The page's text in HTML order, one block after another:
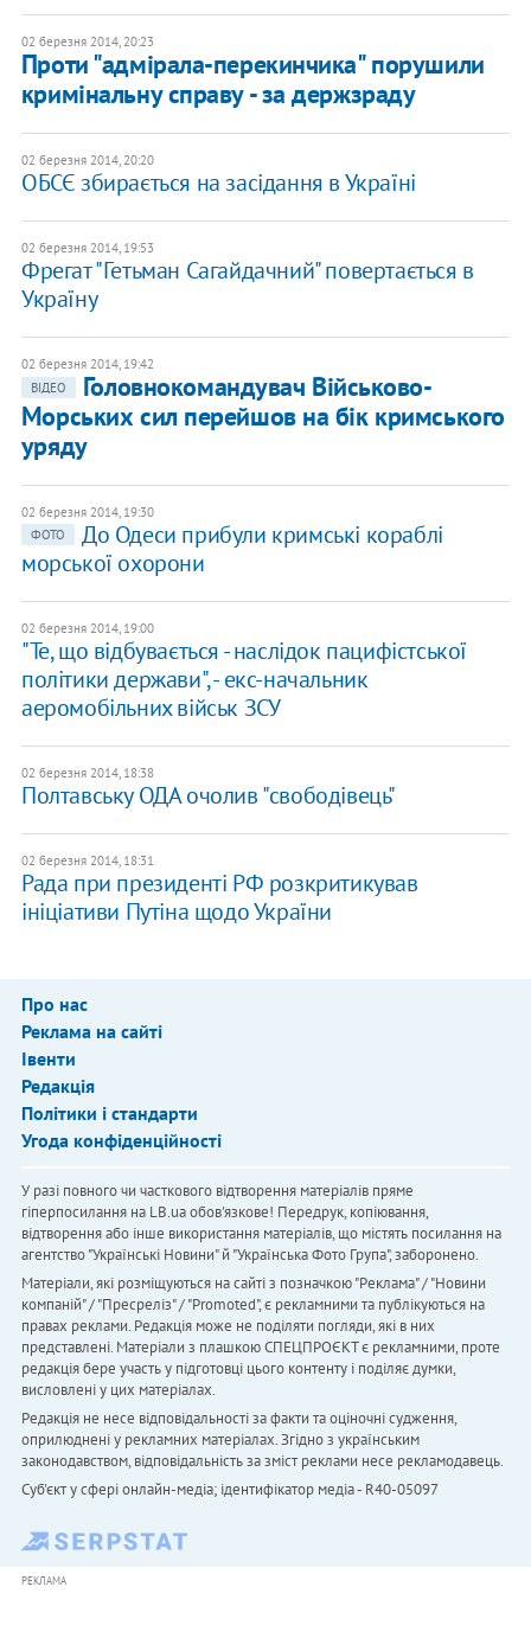
02 березня 2014, 20:23
Проти "адмірала-перекинчика" порушили
кримінальну справу - за держзраду
02 березня 2014, 20:20
ОБСЄ збирається на засідання в Україні
02 березня 2014, 19:53
Фрегат "Гетьман Сагайдачний" повертається в
Україну
02 березня 2014, 19:42
ВІДЕО
Головнокомандувач Військово-
Морських сил перейшов на бік кримського
уряду
02 березня 2014, 19:30
ФОТО
До Одеси прибули кримські кораблі
морської охорони
02 березня 2014, 19:00
"Те, що відбувається - наслідок пацифістської
політики держави", - екс-начальник
аеромобільних військ ЗСУ
02 березня 2014, 18:38
Полтавську ОДА очолив "свободівець"
02 березня 2014, 18:31
Рада при президенті РФ розкритикував
ініціативи Путіна щодо України
Про нас
Реклама на сайті
Івенти
Редакція
Політики і стандарти
Угода конфіденційності
У разі повного чи часткового відтворення матеріалів пряме
гіперпосилання на LB.ua обов'язкове! Передрук, копіювання,
відтворення або інше використання матеріалів, що містять посилання на
агентство "Українськi Новини" й "Українська Фото Група", заборонено.
Матеріали, які розміщуються на сайті з позначкою "Реклама" / "Новини
компаній" / "Пресреліз" / "Promoted", є рекламними та публікуються на
правах реклами. Редакція може не поділяти погляди, які в них
представлені. Матеріали з плашкою СПЕЦПРОЄКТ є рекламними, проте
редакція бере участь у підготовці цього контенту і поділяє думки,
висловлені у цих матеріалах.
Редакція не несе відповідальності за факти та оціночні судження,
оприлюднені у рекламних матеріалах. Згідно з українським
законодавством, відповідальність за зміст реклами несе рекламодавець.
Cуб'єкт у сфері онлайн-медіа; ідентифікатор медіа - R40-05097
РЕКЛАМА